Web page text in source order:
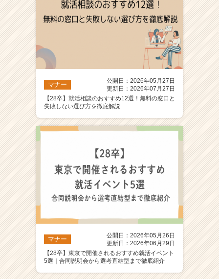
マナー
公開日：2026年05月27日
更新日：2026年07月27日
【28卒】就活相談のおすすめ12選！無料の窓口と
失敗しない選び方を徹底解説
マナー
公開日：2026年05月26日
更新日：2026年06月29日
【28卒】東京で開催されるおすすめ就活イベント
5選｜合同説明会から選考直結型まで徹底紹介